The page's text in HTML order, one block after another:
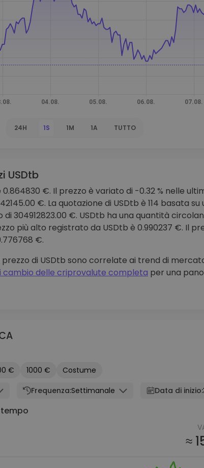
investimenti
tua strategia crypto
24H 1S 1M 1A TUTTO
USDtb
€. Il prezzo è variato di -0.32 % nelle
€. La quotazione di USDtb è 114 basata su
304912823.00 €. USDtb ha una quantità
più alto registrato da USDtb è 0.990237 €. Il
€.
di USDtb sono correlate ai trend di
cambio delle criprovalute completa per una
€ 1000 €
Costume
Frequenza:Settimanale Data di inizio:
≈